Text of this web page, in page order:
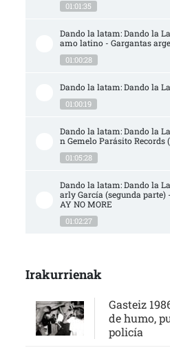
01:01:35
Dando la latam: Dando la
amo latino - Gargantas
01:00:28
Dando la latam: Dando la
01:00:19
Dando la latam: Dando la
n Gemelo Parásito Records
01:05:28
Dando la latam: Dando la
arly García (segunda parte)
AY NO MORE
01:02:27
Irakurrienak
Gasteiz
de humo,
policía